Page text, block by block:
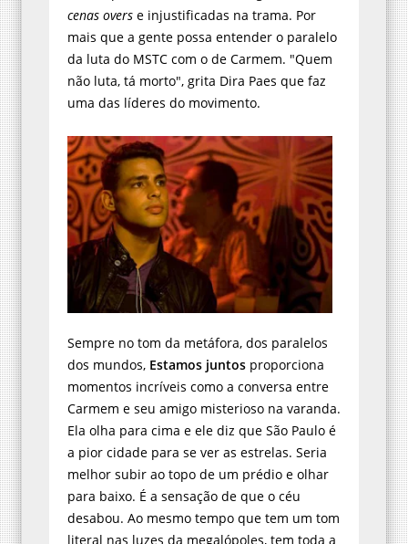
cenas overs e injustificadas na trama. Por
mais que a gente possa entender o paralelo
da luta do MSTC com o de Carmem. "Quem
não luta, tá morto", grita Dira Paes que faz
uma das líderes do movimento.
Sempre no tom da metáfora, dos paralelos
dos mundos, Estamos juntos proporciona
momentos incríveis como a conversa entre
Carmem e seu amigo misterioso na varanda.
Ela olha para cima e ele diz que São Paulo é
a pior cidade para se ver as estrelas. Seria
melhor subir ao topo de um prédio e olhar
para baixo. É a sensação de que o céu
desabou. Ao mesmo tempo que tem um tom
literal nas luzes da megalópoles, tem toda a